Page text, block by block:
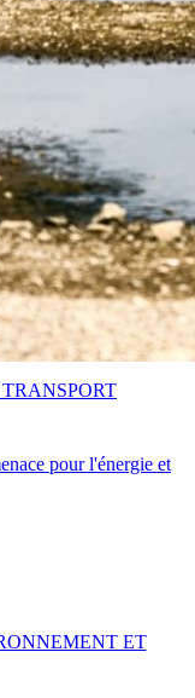
pour l'énergie et
ET